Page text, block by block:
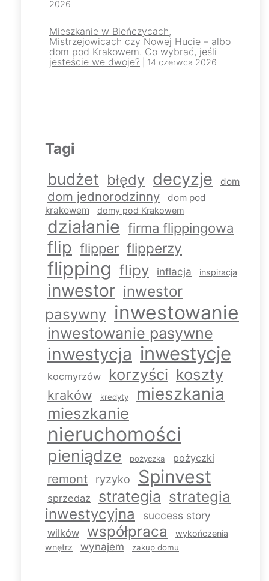
2026
Mieszkanie w Bieńczycach,
Mistrzejowicach czy Nowej Hucie – albo
dom pod Krakowem. Co wybrać, jeśli
jesteście we dwoje? | 14 czerwca 2026
Tagi
budżet błędy decyzje dom
dom jednorodzinny
dom pod
krakowem
domy pod Krakowem
działanie firma flippingowa
flip flipper flipperzy
flipping flipy inflacja inspiracja
inwestor inwestor
pasywny inwestowanie
inwestowanie pasywne
inwestycja inwestycje
kocmyrzów korzyści koszty
kraków kredyty mieszkania
mieszkanie
nieruchomości
pieniądze pożyczka pożyczki
remont ryzyko Spinvest
sprzedaż strategia strategia
inwestycyjna
success story
wilków współpraca
wykończenia
wnętrz
wynajem zakup domu